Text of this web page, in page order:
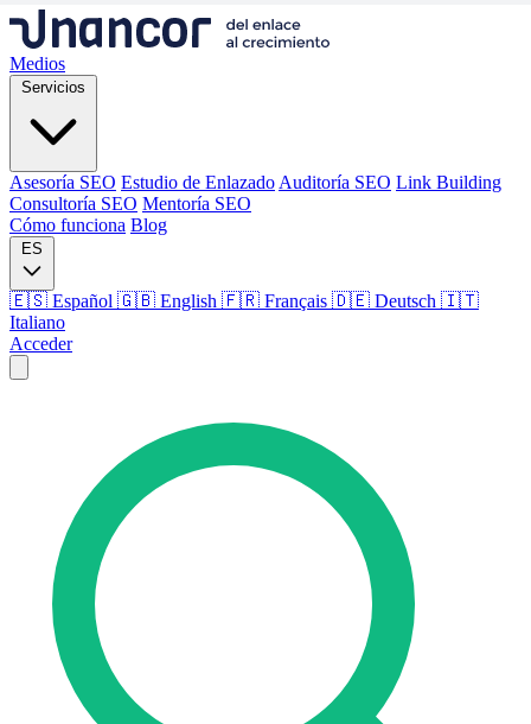
Medios
Servicios
Asesoría SEO Estudio de Enlazado Auditoría SEO Link Building
Consultoría SEO Mentoría SEO
Cómo funciona Blog
ES
🇪🇸 Español 🇬🇧 English 🇫🇷 Français 🇩🇪 Deutsch 🇮🇹
Italiano
Acceder
Asesoría SEO Estudio de Enlazado Auditoría SEO
Consultoría SEO
Cómo funciona
Idioma
🇪🇸 ES
🇬🇧 EN
Acceder